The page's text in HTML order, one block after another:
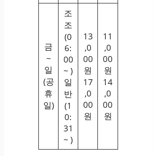
금
~
일
(공
휴
일)
조
조
(0
6:
00
~ )
일
반
(1
0:
31
~ )
13
,0
00
원
17
,0
00
원
11
,0
00
원
14
,0
00
원